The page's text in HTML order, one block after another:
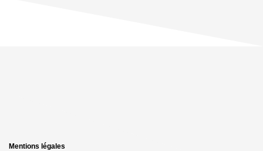
Mentions légales